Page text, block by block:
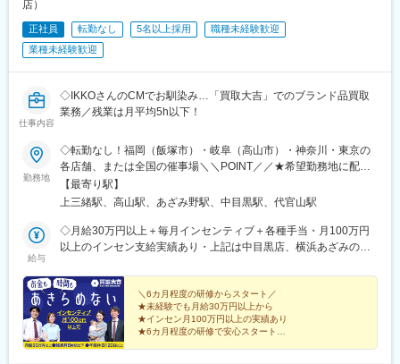
里駅、栗橋駅、樅山駅、湯河原駅、松戸駅、東富岡駅、新鹿沼
駅、楡木駅、原木中山駅、東林間駅、東武宇都宮駅、秩父駅、小
駅、新守谷駅、流山おおたかの森駅、南柏駅、明大前駅、塚原
駅、瀬谷駅、北茅ケ崎駅、千葉ニュータウン中央駅、柏駅、西小
西立川駅、北八王子駅、三鷹駅、曳舟駅、西葛西駅、逗子駅、宮
崎台駅、並木北駅、古淵駅、矢板駅、北真岡駅、伊勢原駅、淵野
辺駅、中野坂上駅、広電廿日市駅、安芸駅、土佐山田駅、大阪空
港駅(大阪モノレール)、狛江駅、芳賀台駅、学園前駅(奈良県)、上
保原駅、肥後橋駅、下板橋駅、登戸駅、東伏見駅、下総中山駅、
南林間駅、志村坂上駅、駅東公園前駅、下高井戸駅、岩原駅、熊
川駅、逗子・葉山駅、宮前平駅、並木中央駅、西新宿五丁目駅、
山陽女学園前駅、球場前駅(高知県)、大江橋駅、宇都宮駅東口駅
店）
正社員 転勤なし 5名以上採用
職種未経験歓迎
業種未経験歓迎
仕事内容
◇IKKOさんのCMでお馴染み…「買取大吉」でのブランド品買取
業務／残業は月平均5h以下！
勤務地
◇転勤なし！福岡（飯塚市）・岐阜（高山市）・神奈川・東京の
各店舗、または全国の催事場＼＼POINT／／★希望勤務地に配属
★U・Iターン歓迎★飯塚・高山はオープニングスタッフ募集★飯
塚店、高山店はマイカー通勤OK★催事担当は直行直帰OK（1）店
福岡県飯塚市有安429-1・新飯塚駅より車で11分■買取大吉 高山
駅前店・岐阜県高山市昭和町1-320 佐古ビル1階・高山駅より徒
野1-3-3 第2金子ハイツ1F・あざみ野駅より徒歩2分■買取大吉 中
目黒駅前店東京都目黒区上目黒1-17-8 細田ビル1F・中目黒駅より
徒歩3分（2）催事 ※直行直帰OK■勤務エリアは全国一都三県を
中心に、各地のスーパーマーケットや商業施設、ホームセンター
のイベントブースでのお仕事です。
【最寄り駅】
上三緒駅、高山駅、あざみ野駅、中目黒駅、代官山駅
給与
◇月給30万円以上＋毎月インセンティブ＋各種手当・月100万円
以上のインセン支給実績あり・上記は中目黒店、横浜あざみの店
毎月インセンティブ＋各種手当になります。※給与は経験・能力を
考慮の上で決定します。＼豊かな経験をお持ちの方は優遇／◇月
給35万円以上＋毎月インセンティブ＋各種手当※給与は経験・能
力を考慮の上で決定します。【年収例】年収1200万円／入社3年
目／インセンティブ月50万円以上年収550万円／入社1年目／イン
＼6カ月程度の研修からスタート／
★未経験でも月給30万円以上から
★インセン月100万円以上の実績あり
★6カ月程度の研修で安心スタート